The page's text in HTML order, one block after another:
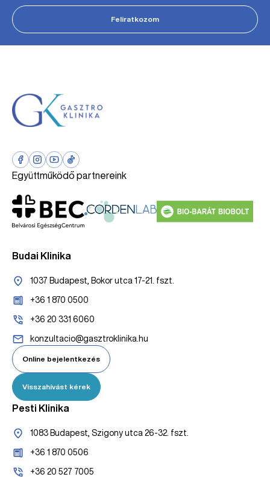
Feliratkozom
Együttműködő partnereink
Budai Klinika
1037 Budapest, Bokor utca 17-21. fszt.
+36 1 870 0500
+36 20 331 6060
konzultacio@gasztroklinika.hu
Online bejelentkezés
Visszahívást kérek
Pesti Klinika
1083 Budapest, Szigony utca 26-32. fszt.
+36 1 870 0506
+36 20 527 7005